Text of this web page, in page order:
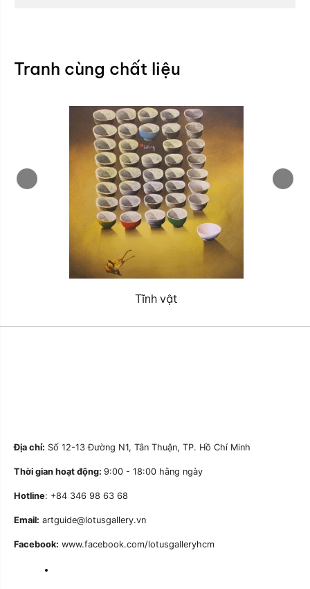
Tranh cùng chất liệu
Tĩnh vật
Địa chỉ: Số 12-13 Đường N1, Tân Thuận, TP. Hồ Chí Minh
Thời gian hoạt động: 9:00 - 18:00 hằng ngày
Hotline: +84 346 98 63 68
Email: artguide@lotusgallery.vn
Facebook: www.facebook.com/lotusgalleryhcm